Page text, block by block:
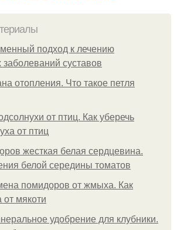
подход к лечению
суставов
отопления. Что такое петля
от птиц. Как уберечь
от птиц
жесткая белая сердцевина.
белой середины томатов
помидоров от жмыха. Как
от мякоти
удобрение для клубники.